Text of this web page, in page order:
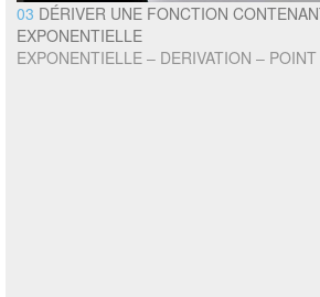
03 DÉRIVER UNE FONCTION
EXPONENTIELLE
EXPONENTIELLE – DERIVATION –